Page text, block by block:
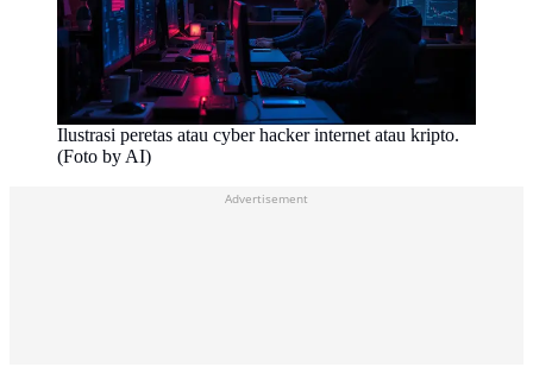
Ilustrasi peretas atau cyber hacker internet atau kripto.
(Foto by AI)
Advertisement